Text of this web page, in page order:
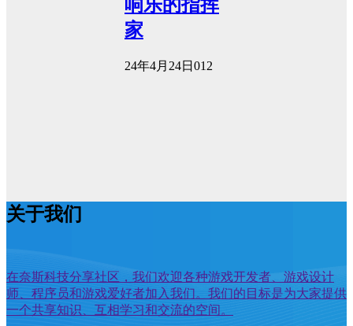
响乐的指挥
家
24年4月24日 012
关于我们
在奈斯科技分享社区，我们欢迎各种游戏开发者、游戏设计
师、程序员和游戏爱好者加入我们。我们的目标是为大家提供
一个共享知识、互相学习和交流的空间。